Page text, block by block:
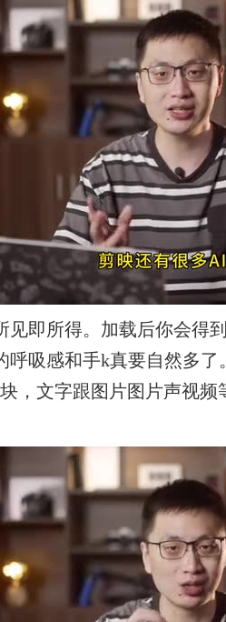
见即所得。加载后你会得
呼吸感和手k真要自然多
，文字跟图片图片声视